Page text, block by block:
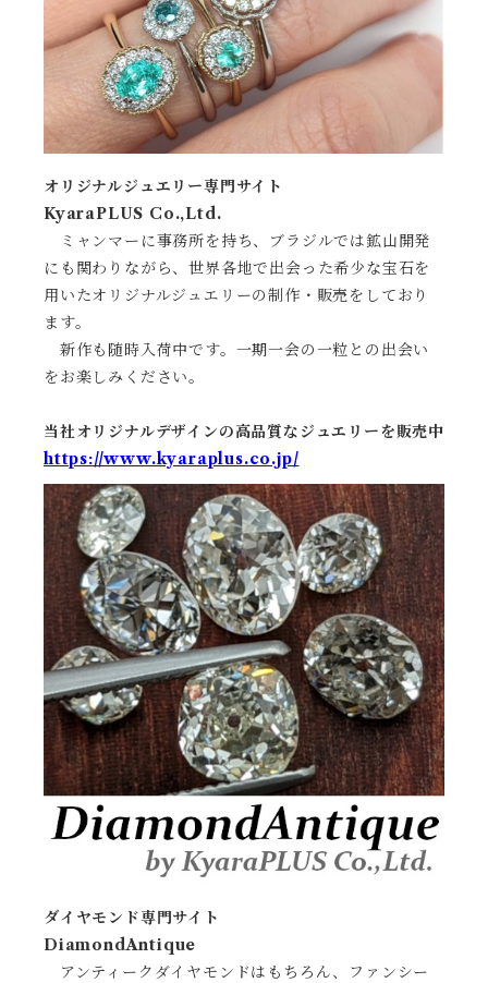
オリジナルジュエリー専門サイト
KyaraPLUS Co.,Ltd.
ミャンマーに事務所を持ち、ブラジルでは鉱山開発
にも関わりながら、世界各地で出会った希少な宝石を
用いたオリジナルジュエリーの制作・販売をしており
ます。
新作も随時入荷中です。一期一会の一粒との出会い
をお楽しみください。
当社オリジナルデザインの高品質なジュエリーを販売中
https://www.kyaraplus.co.jp/
ダイヤモンド専門サイト
DiamondAntique
アンティークダイヤモンドはもちろん、ファンシー